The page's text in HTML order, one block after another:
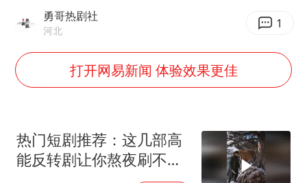
WTT横滨冠军赛女单四强国乒占三席
浙江省发出今年第2号指挥长令
生产也能“拼单”了
央视新主播李秋莹孙亚鹏亮相
勇哥热剧社
河北 1
打开网易新闻 体验效果更佳
热门短剧推荐：这几部高
能反转剧让你熬夜刷不